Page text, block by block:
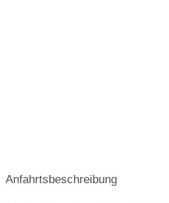
Anfahrtsbeschreibung